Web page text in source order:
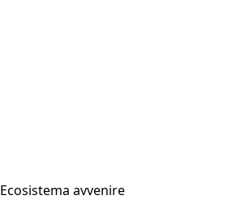
Ecosistema avvenire